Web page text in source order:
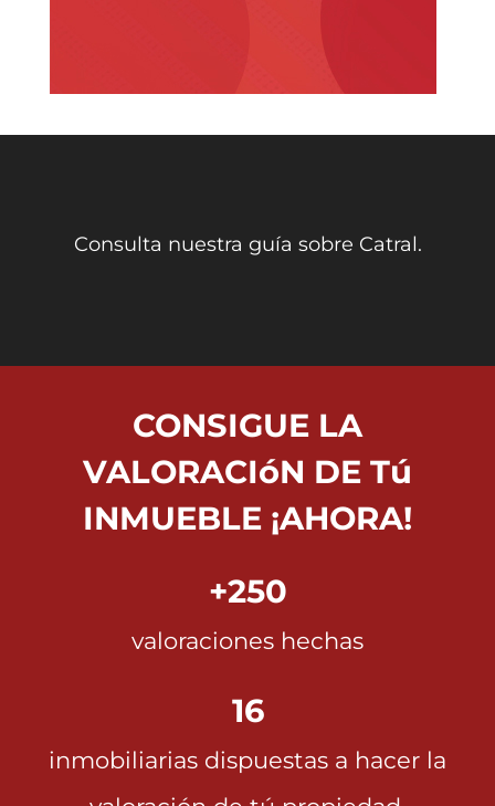
Consulta nuestra guía sobre Catral.
CONSIGUE LA
VALORACIóN DE Tú
INMUEBLE ¡AHORA!
+250
valoraciones hechas
16
inmobiliarias dispuestas a hacer la